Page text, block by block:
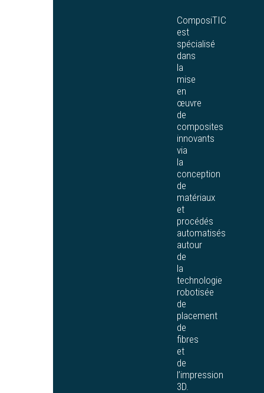
ComposiTIC
est
spécialisé
dans
la
mise
en
œuvre
de
composites
innovants
via
la
conception
de
matériaux
et
procédés
automatisés
autour
de
la
technologie
robotisée
de
placement
de
fibres
et
de
l’impression
3D.